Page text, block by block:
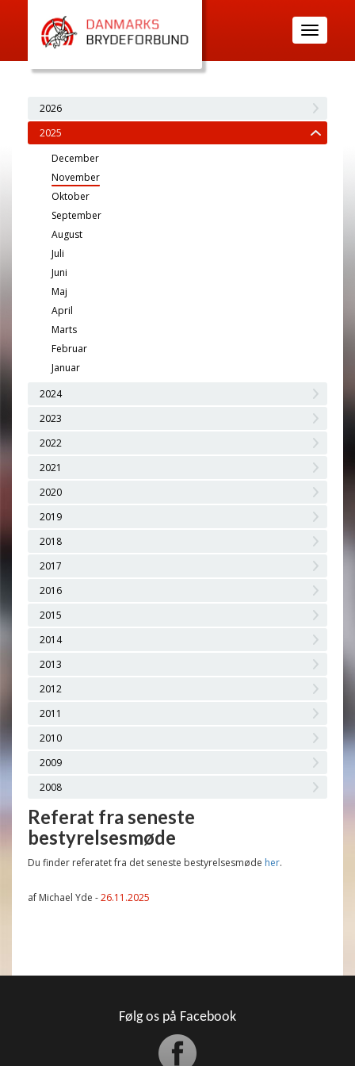
Toggle
navigation
2026
2025
December
November
Oktober
September
August
Juli
Juni
Maj
April
Marts
Februar
Januar
2024
2023
2022
2021
2020
2019
2018
2017
2016
2015
2014
2013
2012
2011
2010
2009
2008
Referat fra seneste
bestyrelsesmøde
Du finder referatet fra det seneste bestyrelsesmøde her.
af Michael Yde -26.11.2025
Følg os på Facebook